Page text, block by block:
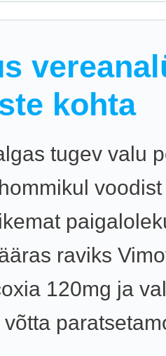
kohta
tugev valu
raviks
120mg ja